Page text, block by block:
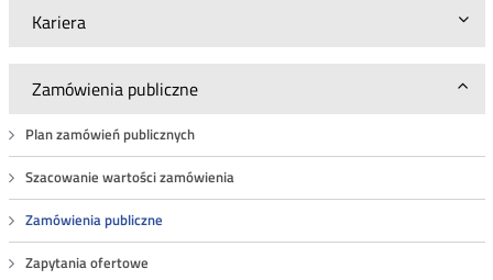
Kariera
Zamówienia publiczne
Plan zamówień publicznych
Szacowanie wartości zamówienia
Zamówienia publiczne
Zapytania ofertowe